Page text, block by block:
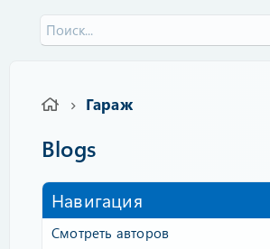
Гараж
Blogs
Навигация
Смотреть авторов